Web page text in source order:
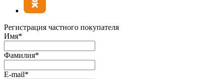
Регистрация частного покупателя
Имя*
Фамилия*
E-mail*